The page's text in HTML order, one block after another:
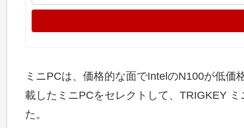
ミニPCは、価格的な面でIntelのN100が低
載したミニPCをセレクトして、TRIGKEY
た。